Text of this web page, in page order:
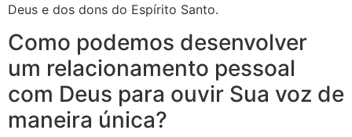
Deus e dos dons do Espírito Santo.
Como podemos desenvolver
um relacionamento pessoal
com Deus para ouvir Sua voz de
maneira única?